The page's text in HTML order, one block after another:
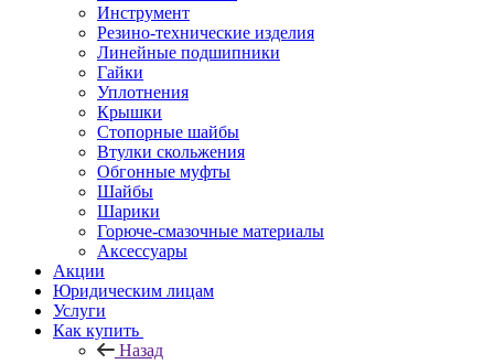
Инструмент
Резино-технические изделия
Линейные подшипники
Гайки
Уплотнения
Крышки
Стопорные шайбы
Втулки скольжения
Обгонные муфты
Шайбы
Шарики
Горюче-смазочные материалы
Аксессуары
Акции
Юридическим лицам
Услуги
Как купить
Назад